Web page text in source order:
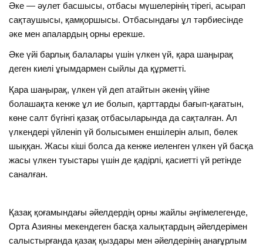
Әке — әулет басшысы, отбасы мүшелерінің тірегі, асырап
сақтаушысы, қамқоршысы. Отбасындағы ұл тәрбиесінде
әке мен апалардың орны ерекше.
Әке үйі барлық балалары үшін үлкен үй, қара шаңырақ
деген киелі ұғымдармен сыйлы да құрметті.
Қара шаңырақ, үлкен үй деп атайтын әкенің үйіне
болашақта кенже ұл ие болып, қарттарды бағып-қағатын,
көне салт бүгінгі қазақ отбасыларында да сақталған. Ал
үлкендері үйленіп үй болысымен еншілерін алып, бөлек
шыққан. Жасы кіші болса да кенже иеленген үлкен үй басқа
жасы үлкен туыстары үшін де қадірлі, қасиетті үй ретінде
саналған.
Қазақ қоғамындағы әйелдердің орны жайлы әңгімелегенде,
Орта Азияны мекендеген басқа халықтардың әйелдерімен
салыстырғанда қазақ қыздары мен әйелдерінің анағұрлым